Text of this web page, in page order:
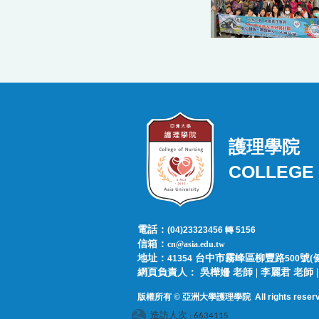
護理學院
COLLEGE
電話： (04)23323456 轉 5156
信箱： cn@asia.edu.tw
地址： 41354 台中市霧峰區柳豐路500號(
網頁負責人：​​​ ​吳樺姍 老師 | 李麗君 老師
版權所有 © 亞洲大學護理學院 All rights
造訪人次 : 6634115